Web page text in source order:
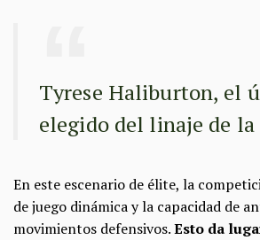
Tyrese Haliburton, el
elegido del linaje de la
En este escenario de élite, la
de juego dinámica y la capacidad de
movimientos defensivos.Esto da